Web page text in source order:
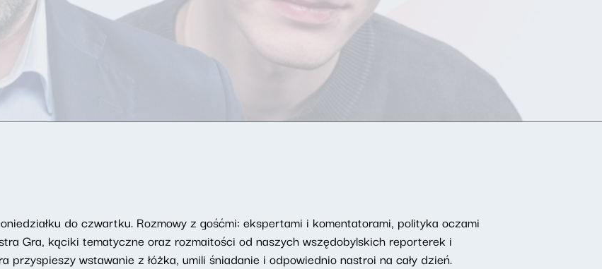
do czwartku. Rozmowy z gośćmi: ekspertami i komentatorami, polityka oczami
Gra, kąciki tematyczne oraz rozmaitości od naszych wszędobylskich reporterek i
przyspieszy wstawanie z łóżka, umili śniadanie i odpowiednio nastroi na cały dzień.